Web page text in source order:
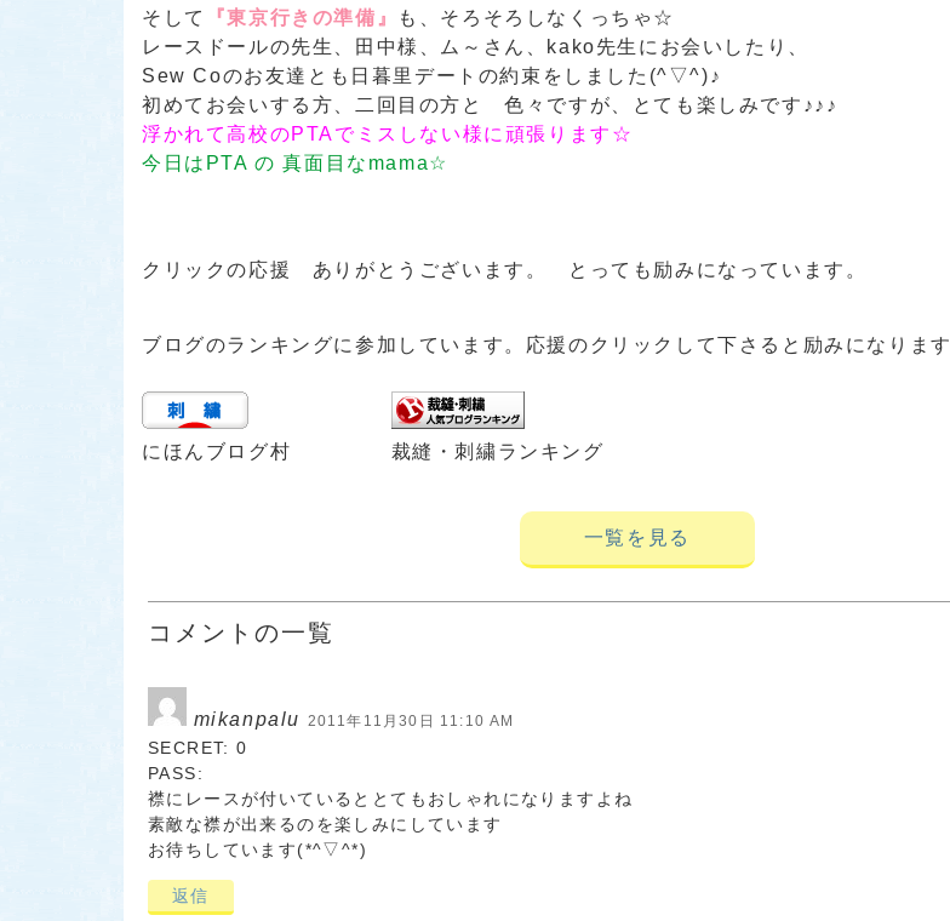
そして
『東京行きの準備』
も、そろそろしなくっちゃ☆
レースドールの先生、田中様、ム～さん、kako先生にお会いしたり、
Sew Coのお友達とも日暮里デートの約束をしました(^▽^)♪
初めてお会いする方、二回目の方と 色々ですが、とても楽しみです♪♪♪
浮かれて高校のPTAでミスしない様に頑張ります☆
今日はPTA の 真面目なmama☆
クリックの応援 ありがとうございます。 とっても励みになっています。
ブログのランキングに参加しています。応援のクリックして下さると励みになります
にほんブログ村 裁縫・刺繍ランキング
一覧を見る
コメントの一覧
mikanpalu 2011年11月30日 11:10 AM
SECRET: 0
PASS:
襟にレースが付いているととてもおしゃれになりますよね
素敵な襟が出来るのを楽しみにしています
お待ちしています(*^▽^*)
返信